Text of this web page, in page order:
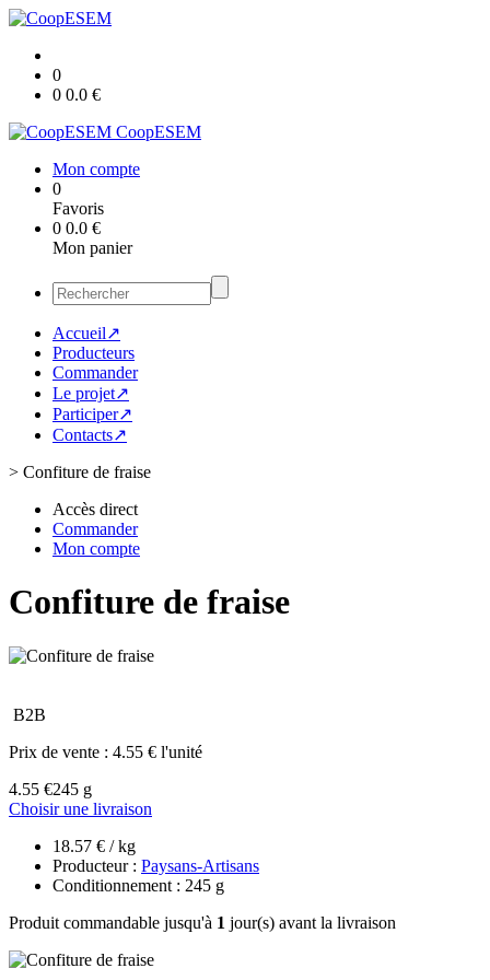
0
0 0.0 €
CoopESEM
Mon compte
0
Favoris
0 0.0 €
Mon panier
Accueil↗
Producteurs
Commander
Le projet↗
Participer↗
Contacts↗
> Confiture de fraise
Accès direct
Commander
Mon compte
Confiture de fraise
B2B
Prix de vente : 4.55 € l'unité
4.55 €245 g
Choisir une livraison
18.57 € / kg
Producteur : Paysans-Artisans
Conditionnement : 245 g
Produit commandable jusqu'à 1 jour(s) avant la livraison